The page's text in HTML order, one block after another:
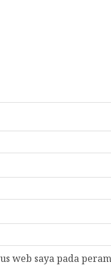
web saya pada